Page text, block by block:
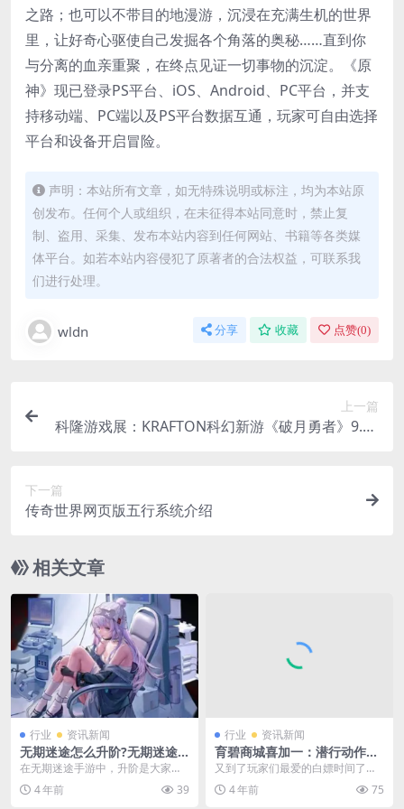
之路；也可以不带目的地漫游，沉浸在充满生机的世界
里，让好奇心驱使自己发掘各个角落的奥秘……直到你
与分离的血亲重聚，在终点见证一切事物的沉淀。《原
神》现已登录PS平台、iOS、Android、PC平台，并支
持移动端、PC端以及PS平台数据互通，玩家可自由选择
平台和设备开启冒险。
声明：本站所有文章，如无特殊说明或标注，均为本站原
创发布。任何个人或组织，在未征得本站同意时，禁止复
制、盗用、采集、发布本站内容到任何网站、书籍等各类媒
体平台。如若本站内容侵犯了原著者的合法权益，可联系我
们进行处理。
wldn 分享 收藏 点赞(0)
上一篇
科隆游戏展：KRAFTON科幻新游《破月勇者》9.22
下一篇
传奇世界网页版五行系统介绍
相关文章
行业 资讯新闻
无期迷途怎么升阶?无期迷途
升阶方法分享
在无期迷途手游中，升阶是大家提
升战力的方法之一。大家可以通过
升阶提升战力横扫八方...
4 年前 39
行业 资讯新闻
育碧商城喜加一：潜行动作
《细胞分裂》初代免费领取
又到了玩家们最爱的白嫖时间了！
《细胞分裂》初代在育碧平台上开
启了喜加一，玩家可以...
4 年前 75